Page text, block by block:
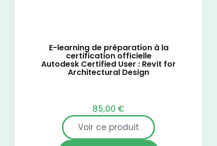
E-learning de préparation à la
certification officielle
Autodesk Certified User : Revit for
Architectural Design
85,00 €
Voir ce produit